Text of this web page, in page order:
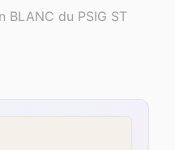
BLANC du PSIG ST